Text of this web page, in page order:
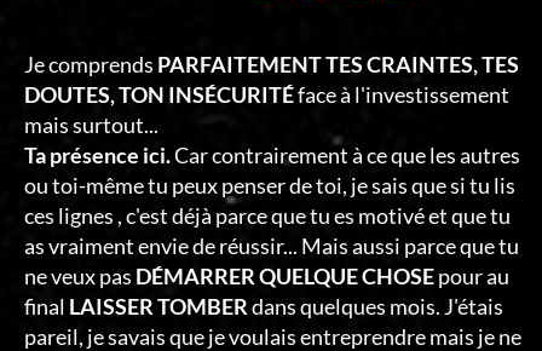
Je comprends PARFAITEMENT TES CRAINTES, TES
DOUTES, TON INSÉCURITÉface à l'investissement
mais surtout...
Ta présence ici.Car contrairement à ce que les autres
ou toi-même tu peux penser de toi, je sais que si tu lis
ces lignes , c'est déjà parce que tu es motivé et que tu
as vraiment envie de réussir... Mais aussi parce que tu
ne veux pas DÉMARRER QUELQUE CHOSEpour au
final LAISSER TOMBERdans quelques mois. J'étais
pareil, je savais que je voulais entreprendre mais je ne